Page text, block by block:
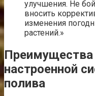
улучшения. Не
вносить
изменения
растений.»
Преимущества
настроенной
полива